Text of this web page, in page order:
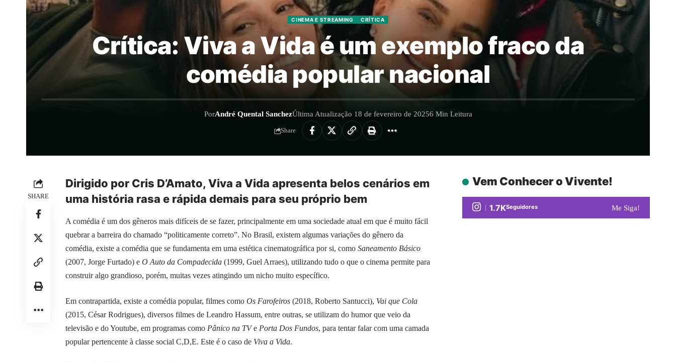
CINEMA E STREAMING CRÍTICA
Crítica: Viva a Vida é um exemplo fraco da
comédia popular nacional
PorAndré Quental SanchezÚltima Atualização 18 de fevereiro de 20256 Min Leitura
Share
SHARE
Dirigido por Cris D’Amato, Viva a Vida apresenta belos cenários em
uma história rasa e rápida demais para seu próprio bem
A comédia é um dos gêneros mais difíceis de se fazer, principalmente em uma sociedade atual em que é muito fácil
quebrar a barreira do chamado “politicamente correto”. No Brasil, existem algumas variações do gênero da
comédia, existe a comédia que se fundamenta em uma estética cinematográfica por si, como Saneamento Básico
(2007, Jorge Furtado) e O Auto da Compadecida (1999, Guel Arraes), utilizando tudo o que o cinema permite para
construir algo grandioso, porém, muitas vezes atingindo um nicho muito específico.
Em contrapartida, existe a comédia popular, filmes como Os Farofeiros (2018, Roberto Santucci), Vai que Cola
(2015, César Rodrigues), diversos filmes de Leandro Hassum, entre outras, se utilizam do humor que veio da
televisão e do Youtube, em programas como Pânico na TVe Porta Dos Fundos, para tentar falar com uma camada
popular pertencente à classe social C,D,E. Este é o caso de Viva a Vida.
Vem Conhecer o Vivente!
1.7KSeguidores Me Siga!